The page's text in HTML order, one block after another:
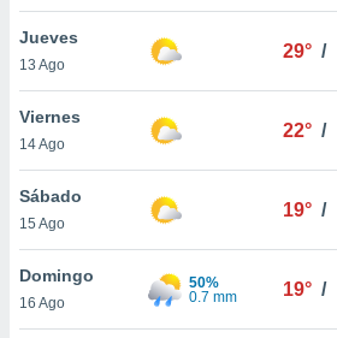
de
cookies
aceptar
Jueves
13 Ago
29° /
Viernes
14 Ago
22° /
Sábado
15 Ago
19° /
Domingo
16 Ago
50%
0.7 mm
19° /